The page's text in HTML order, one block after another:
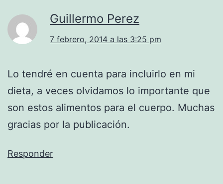
Guillermo Perez
7 febrero, 2014 a las 3:25 pm
Lo tendré en cuenta para incluirlo en mi
dieta, a veces olvidamos lo importante que
son estos alimentos para el cuerpo. Muchas
gracias por la publicación.
Responder